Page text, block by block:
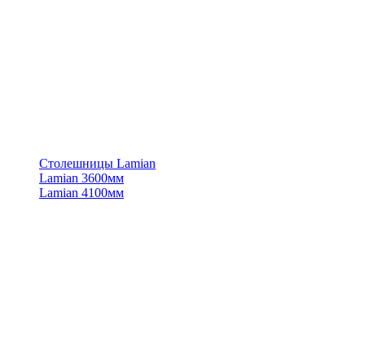
Столешницы Lamian
Lamian 3600мм
Lamian 4100мм